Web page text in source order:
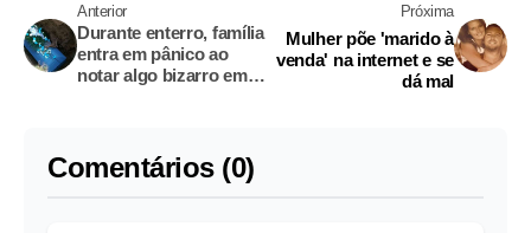
Anterior
Durante enterro, família
entra em pânico ao
notar algo bizarro em
Próxima
Mulher põe 'marido à
venda' na internet e se
dá mal
Comentários (0)